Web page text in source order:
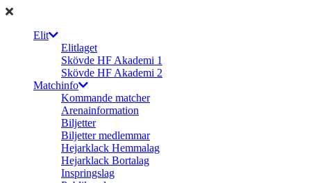
Elit
Elitlaget
Skövde HF Akademi 1
Skövde HF Akademi 2
Matchinfo
Kommande matcher
Arenainformation
Biljetter
Biljetter medlemmar
Hejarklack Hemmalag
Hejarklack Bortalag
Inspringslag